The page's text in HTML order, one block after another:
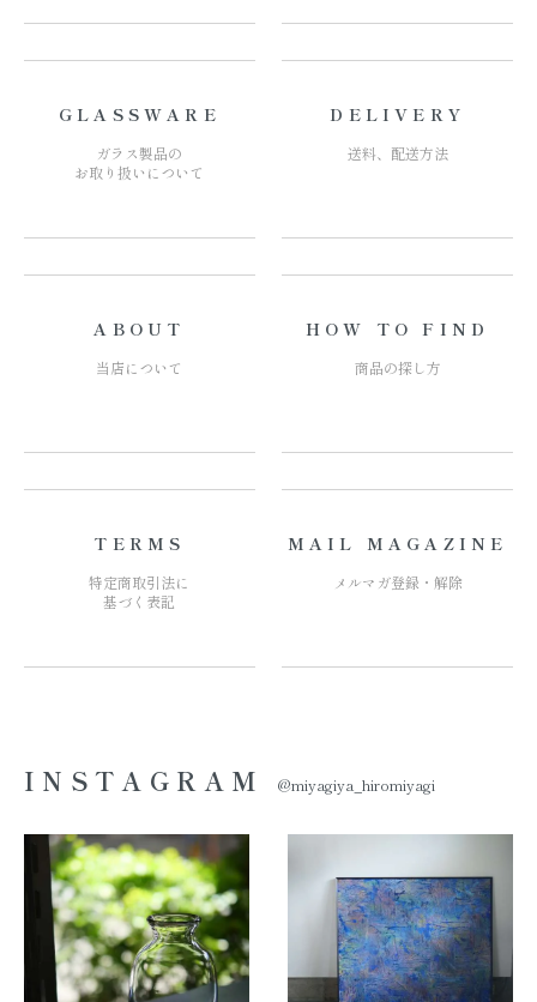
GLASSWARE
ガラス製品の
お取り扱いについて
DELIVERY
送料、配送方法
ABOUT
当店について
HOW TO FIND
商品の探し方
TERMS
特定商取引法に
基づく表記
MAIL MAGAZINE
メルマガ登録・解除
INSTAGRAM @miyagiya_hiromiyagi